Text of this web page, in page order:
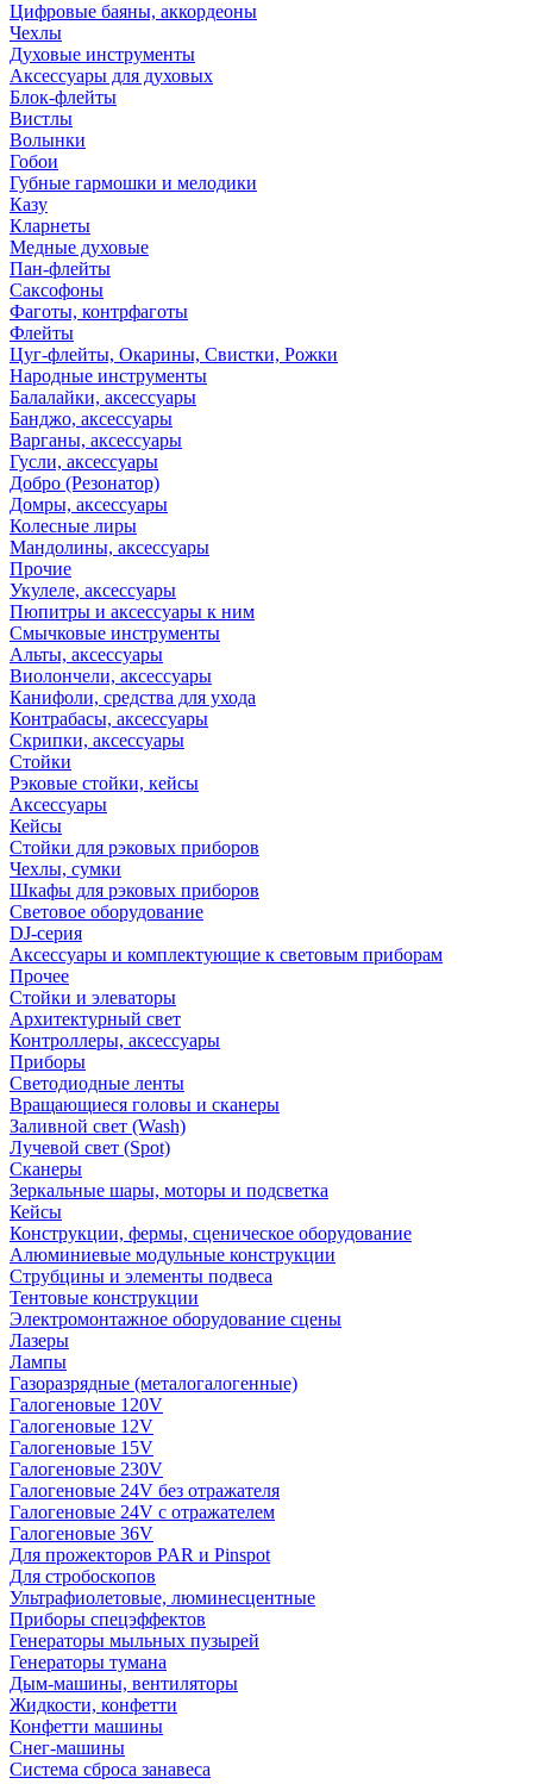
Цифровые баяны, аккордеоны
Чехлы
Духовые инструменты
Аксессуары для духовых
Блок-флейты
Вистлы
Волынки
Гобои
Губные гармошки и мелодики
Казу
Кларнеты
Медные духовые
Пан-флейты
Саксофоны
Фаготы, контрфаготы
Флейты
Цуг-флейты, Окарины, Свистки, Рожки
Народные инструменты
Балалайки, аксессуары
Банджо, аксессуары
Варганы, аксессуары
Гусли, аксессуары
Добро (Резонатор)
Домры, аксессуары
Колесные лиры
Мандолины, аксессуары
Прочие
Укулеле, аксессуары
Пюпитры и аксессуары к ним
Смычковые инструменты
Альты, аксессуары
Виолончели, аксессуары
Канифоли, средства для ухода
Контрабасы, аксессуары
Скрипки, аксессуары
Стойки
Рэковые стойки, кейсы
Аксессуары
Кейсы
Стойки для рэковых приборов
Чехлы, сумки
Шкафы для рэковых приборов
Световое оборудование
DJ-серия
Аксессуары и комплектующие к световым приборам
Прочее
Стойки и элеваторы
Архитектурный свет
Контроллеры, аксессуары
Приборы
Светодиодные ленты
Вращающиеся головы и сканеры
Заливной свет (Wash)
Лучевой свет (Spot)
Сканеры
Зеркальные шары, моторы и подсветка
Кейсы
Конструкции, фермы, сценическое оборудование
Алюминиевые модульные конструкции
Струбцины и элементы подвеса
Тентовые конструкции
Электромонтажное оборудование сцены
Лазеры
Лампы
Газоразрядные (металогалогенные)
Галогеновые 120V
Галогеновые 12V
Галогеновые 15V
Галогеновые 230V
Галогеновые 24V без отражателя
Галогеновые 24V с отражателем
Галогеновые 36V
Для прожекторов PAR и Pinspot
Для стробоскопов
Ультрафиолетовые, люминесцентные
Приборы спецэффектов
Генераторы мыльных пузырей
Генераторы тумана
Дым-машины, вентиляторы
Жидкости, конфетти
Конфетти машины
Снег-машины
Система сброса занавеса